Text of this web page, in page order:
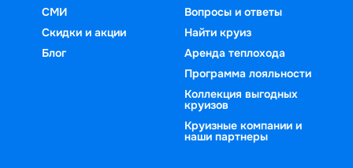
СМИ
Скидки и акции
Блог
Вопросы и ответы
Найти круиз
Аренда теплохода
Программа лояльности
Коллекция выгодных
круизов
Круизные компании и
наши партнеры